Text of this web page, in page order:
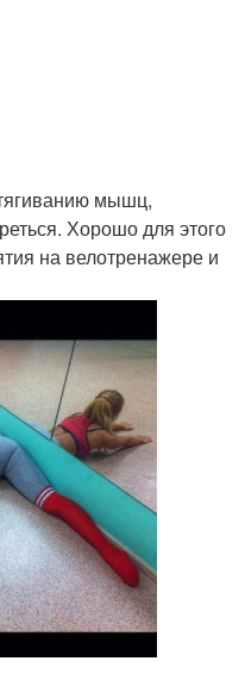
мышц,
Хорошо для этого
на велотренажере и